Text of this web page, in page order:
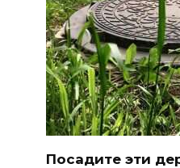
Посадите эти